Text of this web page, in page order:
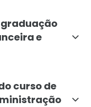
graduação
e
curso de